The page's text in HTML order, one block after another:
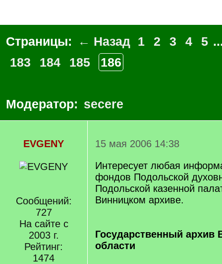
Страницы: ← Назад 1 2 3 4 5
183
184 185 186
Модератор: secere
EVGENY
Сообщений:
727
На сайте с
2003 г.
Рейтинг:
1474
15 мая 2006 14:38
Интересует любая
фондов Подольской
Подольской казенной
Винницком архиве.
Государственный архив
области